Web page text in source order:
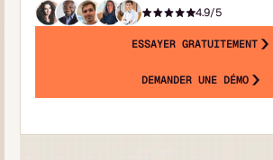
4.9/5
ESSAYER GRATUITEMENT
DEMANDER UNE DÉMO